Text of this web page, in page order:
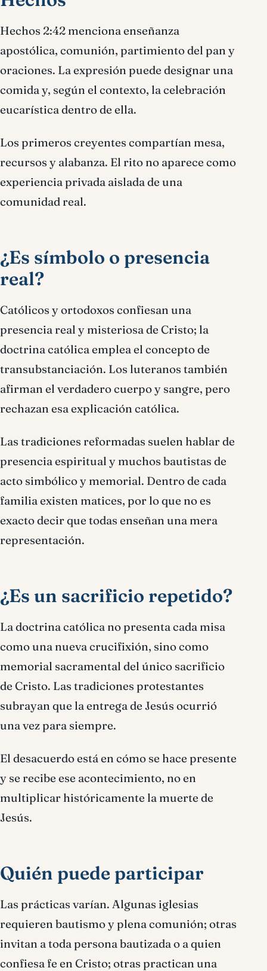
Hechos 2:42 menciona enseñanza
apostólica, comunión, partimiento del pan y
oraciones. La expresión puede designar una
comida y, según el contexto, la celebración
eucarística dentro de ella.
Los primeros creyentes compartían mesa,
recursos y alabanza. El rito no aparece como
experiencia privada aislada de una
comunidad real.
¿Es símbolo o presencia
real?
Católicos y ortodoxos confiesan una
presencia real y misteriosa de Cristo; la
doctrina católica emplea el concepto de
transubstanciación. Los luteranos también
afirman el verdadero cuerpo y sangre, pero
rechazan esa explicación católica.
Las tradiciones reformadas suelen hablar de
presencia espiritual y muchos bautistas de
acto simbólico y memorial. Dentro de cada
familia existen matices, por lo que no es
exacto decir que todas enseñan una mera
representación.
¿Es un sacrificio repetido?
La doctrina católica no presenta cada misa
como una nueva crucifixión, sino como
memorial sacramental del único sacrificio
de Cristo. Las tradiciones protestantes
subrayan que la entrega de Jesús ocurrió
una vez para siempre.
El desacuerdo está en cómo se hace presente
y se recibe ese acontecimiento, no en
multiplicar históricamente la muerte de
Jesús.
Quién puede participar
Las prácticas varían. Algunas iglesias
requieren bautismo y plena comunión; otras
invitan a toda persona bautizada o a quien
confiesa fe en Cristo; otras practican una